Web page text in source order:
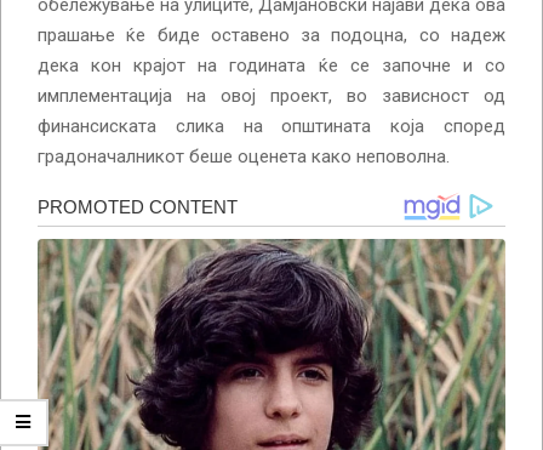
обележување на улиците, Дамјановски најави дека ова
прашање ќе биде оставено за подоцна, со надеж
дека кон крајот на годината ќе се започне и со
имплементација на овој проект, во зависност од
финансиската слика на општината која според
градоначалникот беше оценета како неповолна.